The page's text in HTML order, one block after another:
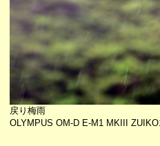
戻り梅雨
OLYMPUS OM-D E-M1 MKIII